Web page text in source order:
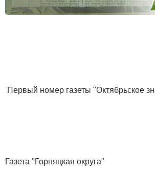
Первый номер газеты "Октябрьское
Газета "Горняцкая округа"